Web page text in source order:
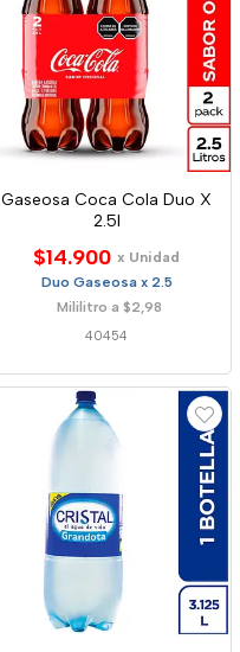
Gaseosa Coca Cola Duo X
2.5l
$14.900 x Unidad
Duo Gaseosa x 2.5
Mililitro a $2,98
40454